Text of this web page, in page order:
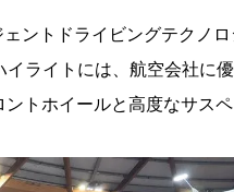
ントドライビングテクノ
ライトには、航空会社に
トホイールと高度なサス